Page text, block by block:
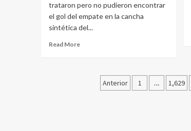
trataron pero no pudieron encontrar
el gol del empate en la cancha
sintética del...
Read More
Paginación
Anterior 1 … 1,629